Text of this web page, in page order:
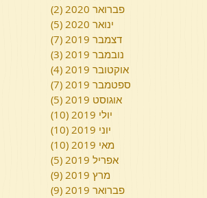
פברואר 2020
(2)
ינואר 2020
(5)
דצמבר 2019
(7)
נובמבר 2019
(3)
אוקטובר 2019
(4)
ספטמבר 2019
(7)
אוגוסט 2019
(5)
יולי 2019
(10)
יוני 2019
(10)
מאי 2019
(10)
אפריל 2019
(5)
מרץ 2019
(9)
פברואר 2019
(9)